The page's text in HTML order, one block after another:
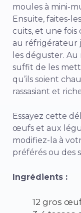
moules à mini-
Ensuite, faites-
cuits, et une fois
au réfrigérateur
les déguster.
suffit de les
qu’ils soient
rassasiant et
Essayez cette
œufs et aux
modifiez-la à
préférés ou des
Ingrédients :
12 gros